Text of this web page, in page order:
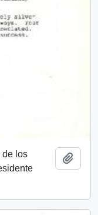
de los